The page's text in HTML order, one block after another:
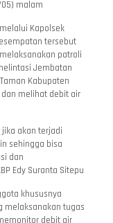
malam
Kapolsek
tersebut
patroli
Jembatan
Kabupaten
melihat debit air
akan terjadi
sehingga bisa
dan
Edy Suranta Sitepu
khususnya
melaksanakan tugas
debit air